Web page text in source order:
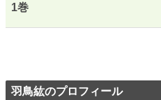
年間ポイント 406 pt (108,283 位)
1巻
羽鳥紘のプロフィール